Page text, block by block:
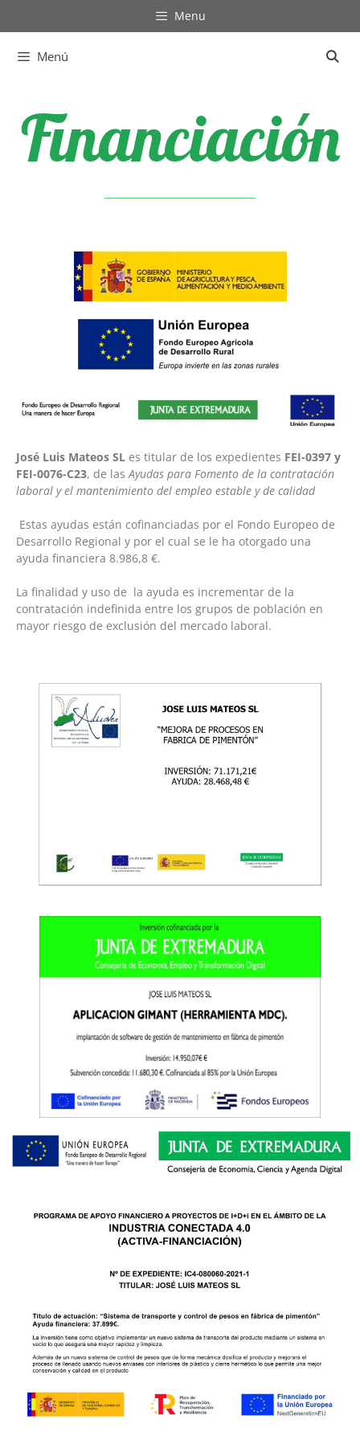
Menu
Menú
Financiación
José Luis Mateos SL es titular de los expedientes FEI-0397 y
FEI-0076-C23, de lasAyudas para Fomento de la contratación
laboral y el mantenimiento del empleo estable y de calidad
Estas ayudas están cofinanciadas por el Fondo Europeo de
Desarrollo Regional y por el cual se le ha otorgado una
ayuda financiera 8.986,8 €.
La finalidad y uso de la ayuda es incrementar de la
contratación indefinida entre los grupos de población en
mayor riesgo de exclusión del mercado laboral.